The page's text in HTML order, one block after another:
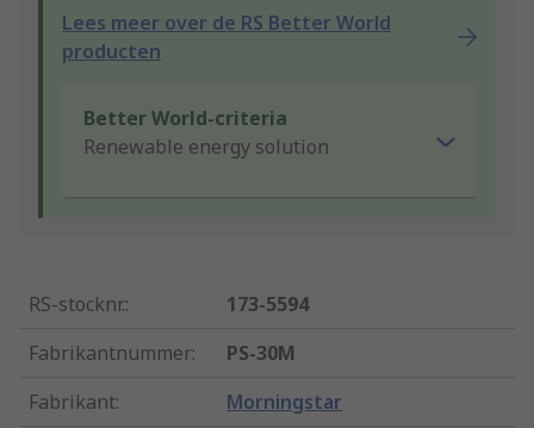
Lees meer over de RS Better World
producten
Better World-criteria
Renewable energy solution
RS-stocknr.:
173-5594
Fabrikantnummer:
PS-30M
Fabrikant: Morningstar